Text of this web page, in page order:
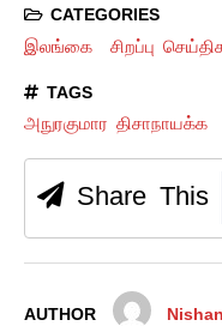
CATEGORIES
இலங்கை சிறப்பு
TAGS
அநுரகுமார திசாநாயக்க
Share This
AUTHOR